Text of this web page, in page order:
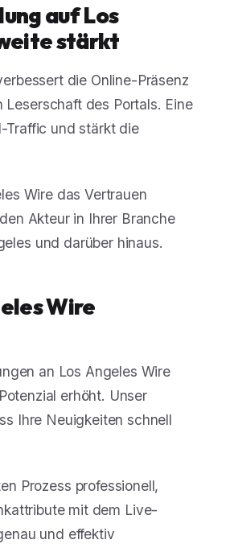
auf Los
stärkt
die Online-Präsenz
des Portals. Eine
Traffic und stärkt die
Wire das Vertrauen
Akteur in Ihrer Branche
und darüber hinaus.
Wire
an Los Angeles Wire
erhöht. Unser
Ihre Neuigkeiten schnell
Prozess professionell,
mit dem Live-
und effektiv